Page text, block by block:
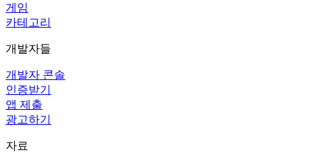
게임
카테고리
개발자들
개발자 콘솔
인증받기
앱 제출
광고하기
자료